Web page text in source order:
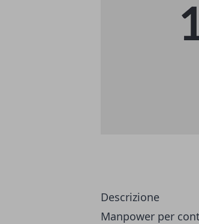
Descrizione
Manpower per